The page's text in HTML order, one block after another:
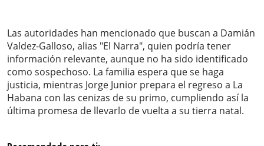
Las autoridades han mencionado que buscan a Damián
Valdez-Galloso, alias "El Narra", quien podría tener
información relevante, aunque no ha sido identificado
como sospechoso. La familia espera que se haga
justicia, mientras Jorge Junior prepara el regreso a La
Habana con las cenizas de su primo, cumpliendo así la
última promesa de llevarlo de vuelta a su tierra natal.